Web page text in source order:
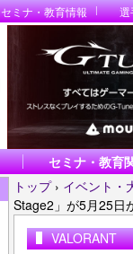
セミナ・教育情報 選
セミナ・教育
トップ › イベント・
Stage2」が5月25日
VALORANT